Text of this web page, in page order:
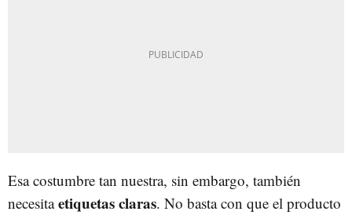
Esa costumbre tan nuestra, sin embargo, también
necesitaetiquetas claras. No basta con que el producto